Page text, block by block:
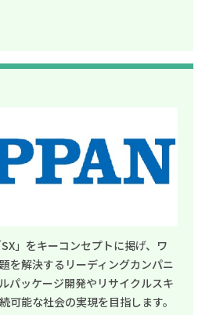
」をキーコンセプトに掲げ、ワ
を解決するリーディングカンパニ
パッケージ開発やリサイクルスキ
可能な社会の実現を目指します。